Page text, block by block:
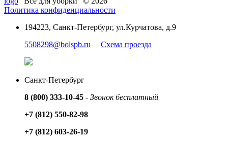
Политика конфиденциальности
194223, Санкт-Петербург, ул.Курчатова, д.9
5508298@bolspb.ru
Схема проезда
Санкт-Петербург
8 (800) 333-10-45 - Звонок бесплатный
+7 (812) 550-82-98
+7 (812) 603-26-19